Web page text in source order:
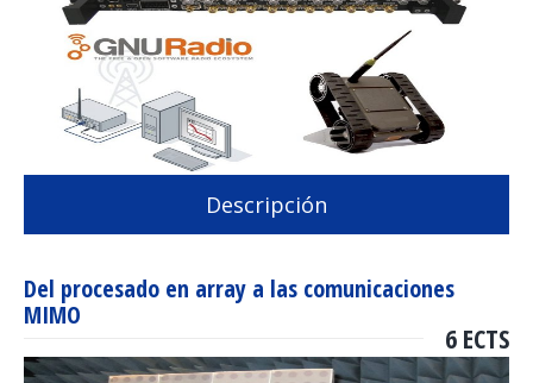
Descripción
Del procesado en array a las comunicaciones
MIMO
6 ECTS